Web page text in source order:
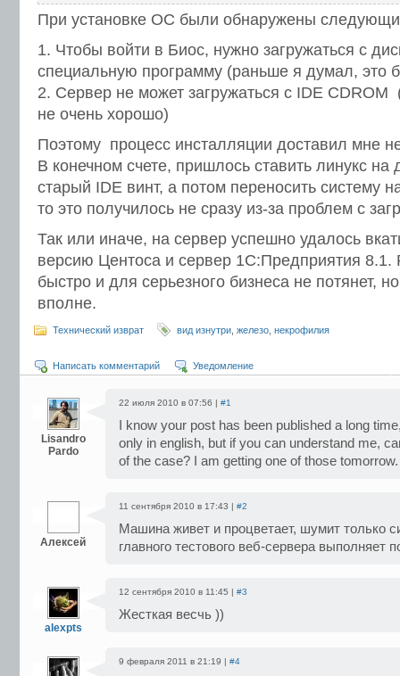
При установке ОС были обнаружены
1. Чтобы войти в Биос, нужно загружаться с
специальную программу (раньше я думал, это
2. Сервер не может загружаться с IDE CDROM
не очень хорошо)
Поэтому процесс инсталляции доставил мне
В конечном счете, пришлось ставить линукс на
старый IDE винт, а потом переносить систему
то это получилось не сразу из-за проблем с
Так или иначе, на сервер успешно удалось
версию Центоса и сервер 1С:Предприятия 8.1.
быстро и для серьезного бизнеса не потянет,
вполне.
Технический изврат вид изнутри железо некрофилия
Написать комментарий Уведомление
Lisandro
Pardo
22 июля 2010 в 07:56 | #1
I know your post has been published a long
only in english, but if you can understand me,
of the case? I am getting one of those
Алексей
11 сентября 2010 в 17:43 | #2
Машина живет и процветает, шумит только
главного тестового веб-сервера выполняет
alexpts
12 сентября 2010 в 11:45 | #3
Жесткая весчь ))
9 февраля 2011 в 21:19 | #4